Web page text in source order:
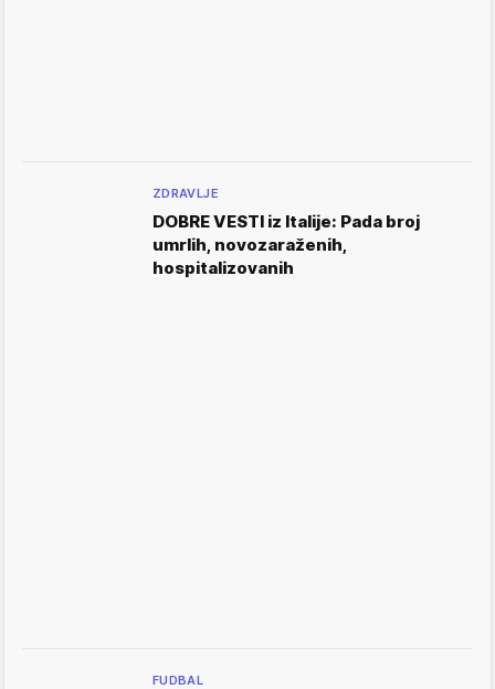
ZDRAVLJE
DOBRE VESTI iz Italije: Pada broj
umrlih, novozaraženih,
hospitalizovanih
FUDBAL